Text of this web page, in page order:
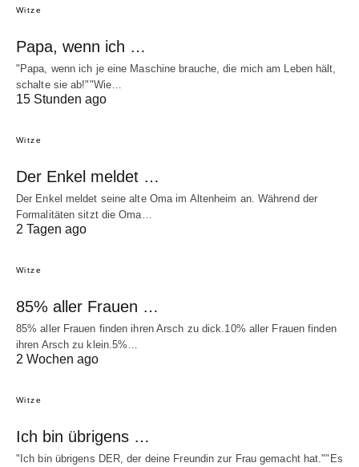
Witze
Papa, wenn ich …
"Papa, wenn ich je eine Maschine brauche, die mich am Leben hält,
schalte sie ab!""Wie…
15 Stunden ago
Witze
Der Enkel meldet …
Der Enkel meldet seine alte Oma im Altenheim an. Während der
Formalitäten sitzt die Oma…
2 Tagen ago
Witze
85% aller Frauen …
85% aller Frauen finden ihren Arsch zu dick.10% aller Frauen finden
ihren Arsch zu klein.5%…
2 Wochen ago
Witze
Ich bin übrigens …
"Ich bin übrigens DER, der deine Freundin zur Frau gemacht hat.""Es